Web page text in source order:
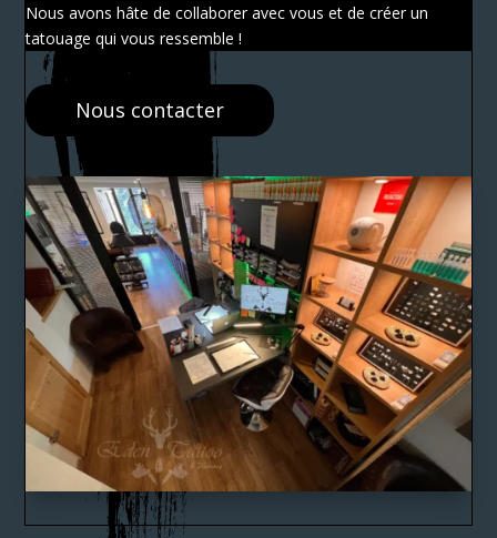
Nous avons hâte de collaborer avec vous et de créer un
tatouage qui vous ressemble !
Nous contacter